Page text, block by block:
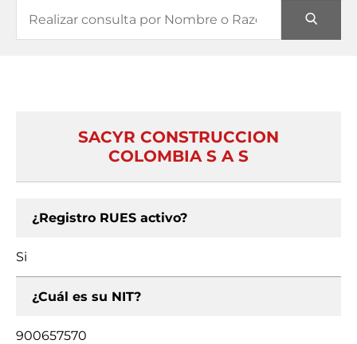
SACYR CONSTRUCCION
COLOMBIA S A S
¿Registro RUES activo?
Si
¿Cuál es su NIT?
900657570